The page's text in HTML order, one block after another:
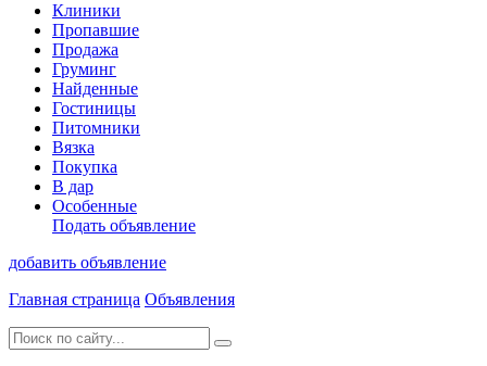
Клиники
Пропавшие
Продажа
Груминг
Найденные
Гостиницы
Питомники
Вязка
Покупка
В дар
Особенные
Подать объявление
добавить объявление
Главная страница Объявления